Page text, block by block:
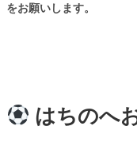
をお願いします。
はちのへ